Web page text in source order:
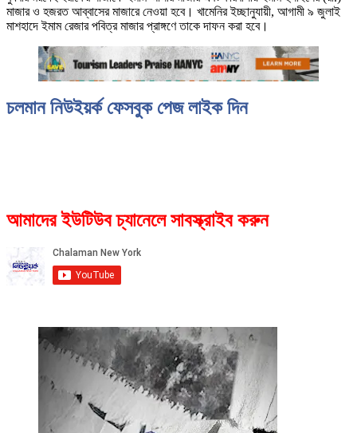
মাজার ও হজরত আব্বাসের মাজারে নেওয়া হবে। খামেনির ইচ্ছানুযায়ী, আগামী ৯ জুলাই
মাশহাদে ইমাম রেজার পবিত্র মাজার প্রাঙ্গণে তাকে দাফন করা হবে।
চলমান নিউইয়র্ক ফেসবুক পেজ লাইক দিন
আমাদের ইউটিউব চ্যানেলে সাবস্ক্রাইব করুন